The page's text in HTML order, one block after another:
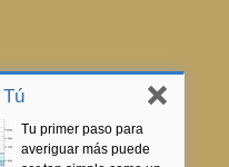
Tu primer paso para
averiguar más puede